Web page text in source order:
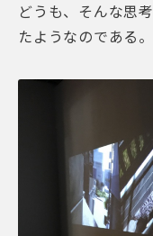
どうも、そんな思
たようなのである。